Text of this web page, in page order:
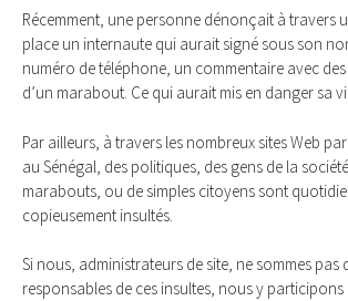
Récemment, une personne dénonçait à travers
place un internaute qui aurait signé sous son
numéro de téléphone, un commentaire avec des
d’un marabout. Ce qui aurait mis en danger sa
Par ailleurs, à travers les nombreux sites Web
au Sénégal, des politiques, des gens de la
marabouts, ou de simples citoyens sont
copieusement insultés.
Si nous, administrateurs de site, ne sommes pas
responsables de ces insultes, nous y